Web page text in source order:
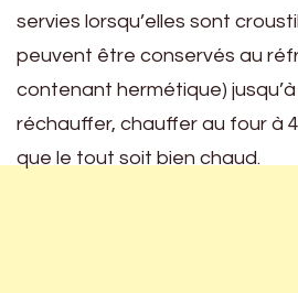
servies lorsqu’elles sont
peuvent être conservés au
contenant hermétique) jusqu’à
réchauffer, chauffer au four à
que le tout soit bien chaud.